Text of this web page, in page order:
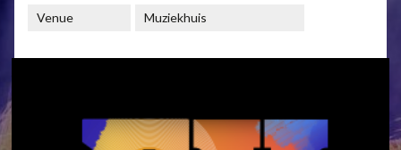
Venue Muziekhuis